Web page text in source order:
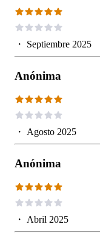
・ Septiembre 2025
Anónima
・ Agosto 2025
Anónima
・ Abril 2025